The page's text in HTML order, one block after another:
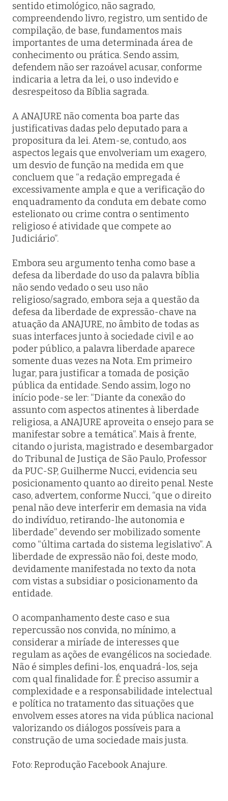
sentido etimológico, não sagrado,
compreendendo livro, registro, um sentido de
compilação, de base, fundamentos mais
importantes de uma determinada área de
conhecimento ou prática. Sendo assim,
defendem não ser razoável acusar, conforme
indicaria a letra da lei, o uso indevido e
desrespeitoso da Bíblia sagrada.
A ANAJURE não comenta boa parte das
justificativas dadas pelo deputado para a
propositura da lei. Atem-se, contudo, aos
aspectos legais que envolveriam um exagero,
um desvio de função na medida em que
concluem que “a redação empregada é
excessivamente ampla e que a verificação do
enquadramento da conduta em debate como
estelionato ou crime contra o sentimento
religioso é atividade que compete ao
Judiciário”.
Embora seu argumento tenha como base a
defesa da liberdade do uso da palavra bíblia
não sendo vedado o seu uso não
religioso/sagrado, embora seja a questão da
defesa da liberdade de expressão-chave na
atuação da ANAJURE, no âmbito de todas as
suas interfaces junto à sociedade civil e ao
poder público, a palavra liberdade aparece
somente duas vezes na Nota. Em primeiro
lugar, para justificar a tomada de posição
pública da entidade. Sendo assim, logo no
início pode-se ler: “Diante da conexão do
assunto com aspectos atinentes à liberdade
religiosa, a ANAJURE aproveita o ensejo para se
manifestar sobre a temática”. Mais à frente,
citando o jurista, magistrado e desembargador
do Tribunal de Justiça de São Paulo, Professor
da PUC-SP, Guilherme Nucci, evidencia seu
posicionamento quanto ao direito penal. Neste
caso, advertem, conforme Nucci, “que o direito
penal não deve interferir em demasia na vida
do indivíduo, retirando-lhe autonomia e
liberdade” devendo ser mobilizado somente
como “última cartada do sistema legislativo”. A
liberdade de expressão não foi, deste modo,
devidamente manifestada no texto da nota
com vistas a subsidiar o posicionamento da
entidade.
O acompanhamento deste caso e sua
repercussão nos convida, no mínimo, a
considerar a miríade de interesses que
regulam as ações de evangélicos na sociedade.
Não é simples defini-los, enquadrá-los, seja
com qual finalidade for. É preciso assumir a
complexidade e a responsabilidade intelectual
e política no tratamento das situações que
envolvem esses atores na vida pública nacional
valorizando os diálogos possíveis para a
construção de uma sociedade mais justa.
Foto: Reprodução Facebook Anajure.